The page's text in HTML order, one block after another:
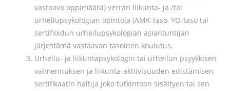
vastaava oppimäärä) verran liikunta- ja /tai
urheilupsykologian opintoja (AMK-taso, YO-taso tai
sertifioidun urheilupsykologian asiantuntijan
järjestämä vastaavan tasoinen koulutus,
Urheilu- ja liikuntapsykologin tai urheilun psyykkisen
valmennuksen ja liikunta-aktiivisuuden edistämisen
sertifikaatin haltija joko tutkintoon sisältyen tai sen